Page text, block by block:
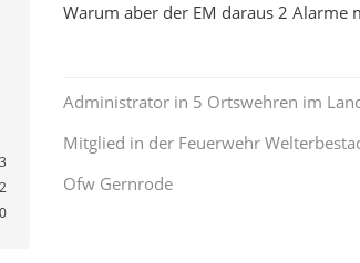
2
Warum aber der EM daraus 2 Alarme
Administrator in 5 Ortswehren im
Mitglied in der Feuerwehr
Ofw Gernrode